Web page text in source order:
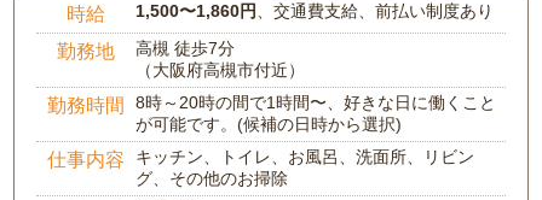
時給 1,500〜1,860円 、交通費支給、前払い制度あり
勤務地
高槻 徒歩7分
（大阪府高槻市付近）
勤務時間
8時～20時の間で1時間〜、好きな日に働くこと
が可能です。(候補の日時から選択)
仕事内容
キッチン、トイレ、お風呂、洗面所、リビン
グ、その他のお掃除